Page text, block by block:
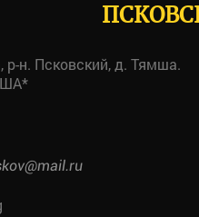
р-н. Псковский, д. Тямша.